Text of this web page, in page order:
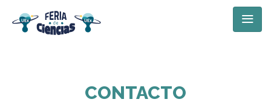
CONTACTO